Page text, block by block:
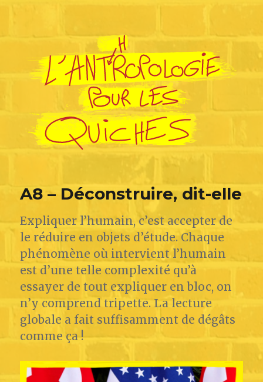
L'Anthropologie pour les Quiches
A8 – Déconstruire, dit-elle
Expliquer l’humain, c’est accepter de
le réduire en objets d’étude. Chaque
phénomène où intervient l’humain
est d’une telle complexité qu’à
essayer de tout expliquer en bloc, on
n’y comprend tripette. La lecture
globale a fait suffisamment de dégâts
comme ça !